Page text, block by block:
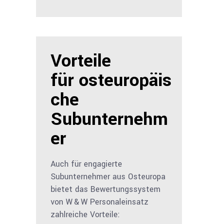
Vorteile
für osteuropäis
che
Subunternehm
er
Auch für engagierte
Subunternehmer aus Osteuropa
bietet das Bewertungssystem
von W & W Personaleinsatz
zahlreiche Vorteile: